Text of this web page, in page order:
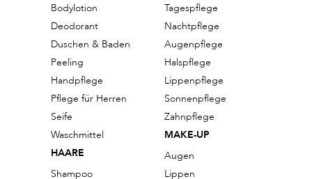
Bodylotion
Deodorant
Duschen & Baden
Peeling
Handpflege
Pflege für Herren
Seife
Waschmittel
HAARE
Shampoo
Tagespflege
Nachtpflege
Augenpflege
Halspflege
Lippenpflege
Sonnenpflege
Zahnpflege
MAKE-UP
Augen
Lippen